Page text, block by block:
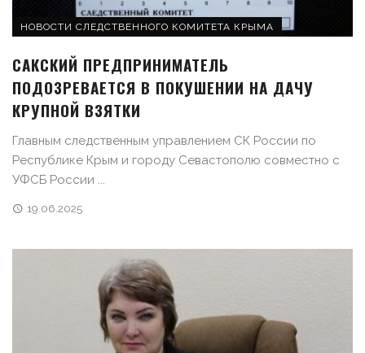
НОВОСТИ СЛЕДСТВЕННОГО КОМИТЕТА КРЫМА
САКСКИЙ ПРЕДПРИНИМАТЕЛЬ
ПОДОЗРЕВАЕТСЯ В ПОКУШЕНИИ НА ДАЧУ
КРУПНОЙ ВЗЯТКИ
Главным следственным управлением СК России по
Республике Крым и городу Севастополю совместно с
УФСБ России ...
19.06.2025